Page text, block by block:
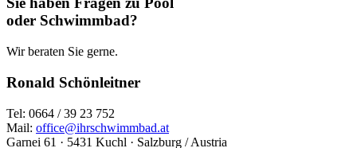
oder Schwimmbad?
Wir beraten Sie gerne.
Ronald Schönleitner
Tel: 0664 / 39 23 752
Mail: office@ihrschwimmbad.at
Garnei 61 · 5431 Kuchl · Salzburg / Austria